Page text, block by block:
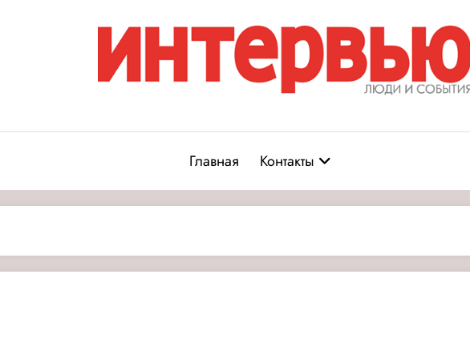
Журнал «Интервью: Люди и
Главная
Контакты